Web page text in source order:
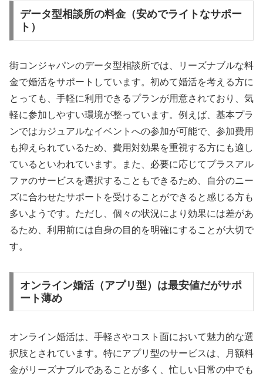
データ型相談所の料金（安めでライトなサポー
ト）
街コンジャパンのデータ型相談所では、リーズナブルな料
金で婚活をサポートしています。初めて婚活を考える方に
とっても、手軽に利用できるプランが用意されており、気
軽に参加しやすい環境が整っています。例えば、基本プラ
ンではカジュアルなイベントへの参加が可能で、参加費用
も抑えられているため、費用対効果を重視する方にも適し
ているといわれています。また、必要に応じてプラスアル
ファのサービスを選択することもできるため、自分のニー
ズに合わせたサポートを受けることができると感じる方も
多いようです。ただし、個々の状況により効果には差があ
るため、利用前には自身の目的を明確にすることが大切で
す。
オンライン婚活（アプリ型）は最安値だがサポ
ート薄め
オンライン婚活は、手軽さやコスト面において魅力的な選
択肢とされています。特にアプリ型のサービスは、月額料
金がリーズナブルであることが多く、忙しい日常の中でも